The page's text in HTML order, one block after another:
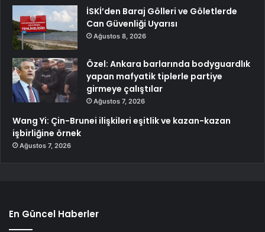
İSKİ’den Baraj Gölleri ve Göletlerde
Can Güvenliği Uyarısı
Ağustos 8, 2026
Özel: Ankara barlarında bodyguardlık
yapan mafyatik tiplerle partiye
girmeye çalıştılar
Ağustos 7, 2026
Wang Yi: Çin-Brunei ilişkileri eşitlik ve kazan-kazan
işbirliğine örnek
Ağustos 7, 2026
En Güncel Haberler